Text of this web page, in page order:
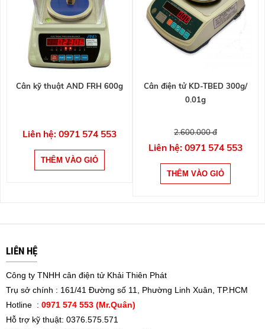
Cân kỹ thuật AND FRH 600g
Liên hệ: 0971 574 553
Cân điện tử KD-TBED 300g/
0.01g
2.600.000 đ
Liên hệ: 0971 574 553
LIÊN HỆ
Công ty TNHH cân điện tử Khải Thiên Phát
Trụ sở chính : 161/41 Đường số 11, Phường Linh Xuân, TP.HCM
Hotline : 0971 574 553 (Mr.Quân)
Hỗ trợ kỹ thuật: 0376.575.571